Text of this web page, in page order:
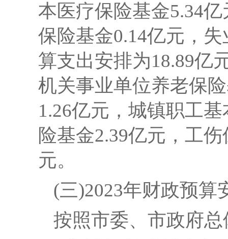
本医疗保险基金5.34
保险基金0.14亿元，
算支出安排为18.89亿
机关事业单位养老保
1.26亿元，城镇职工
险基金2.39亿元，工
元。
(三)2023年财政预算
按照市委、市政府